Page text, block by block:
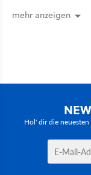
mehr anzeigen
Hol' dir die